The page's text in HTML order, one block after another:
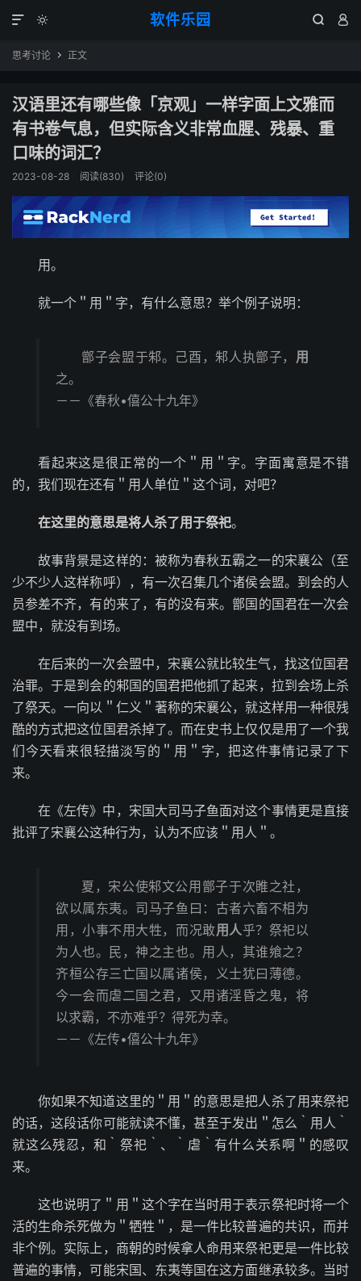
软件乐园 
 

思考讨论  正文
汉语里还有哪些像「京观」一样字面上文雅而
有书卷气息，但实际含义非常血腥、残暴、重
口味的词汇？
2023-08-28 阅读(830) 评论(0)
用。
就一个＂用＂字，有什么意思？举个例子说明：
鄫子会盟于邾。己酉，邾人执鄫子， 用
之。
－－《春秋•僖公十九年》
看起来这是很正常的一个＂用＂字。字面寓意是不错
的，我们现在还有＂用人单位＂这个词，对吧？
在这里的意思是将人杀了用于祭祀。
故事背景是这样的：被称为春秋五霸之一的宋襄公（至
少不少人这样称呼），有一次召集几个诸侯会盟。到会的人
员参差不齐，有的来了，有的没有来。鄫国的国君在一次会
盟中，就没有到场。
在后来的一次会盟中，宋襄公就比较生气，找这位国君
治罪。于是到会的邾国的国君把他抓了起来，拉到会场上杀
了祭天。一向以＂仁义＂著称的宋襄公，就这样用一种很残
酷的方式把这位国君杀掉了。而在史书上仅仅是用了一个我
们今天看来很轻描淡写的＂用＂字，把这件事情记录了下
来。
在《左传》中，宋国大司马子鱼面对这个事情更是直接
批评了宋襄公这种行为，认为不应该＂用人＂。
夏，宋公使邾文公用鄫子于次睢之社，
欲以属东夷。司马子鱼曰：古者六畜不相为
用，小事不用大牲，而况敢用人乎？祭祀以
为人也。民，神之主也。用人，其谁飨之？
齐桓公存三亡国以属诸侯，义士犹曰薄德。
今一会而虐二国之君，又用诸淫昏之鬼，将
以求霸，不亦难乎？得死为幸。
－－《左传•僖公十九年》
你如果不知道这里的＂用＂的意思是把人杀了用来祭祀
的话，这段话你可能就读不懂，甚至于发出＂怎么｀用人｀
就这么残忍，和｀祭祀｀、｀虐｀有什么关系啊＂的感叹
来。
这也说明了＂用＂这个字在当时用于表示祭祀时将一个
活的生命杀死做为＂牺牲＂，是一件比较普遍的共识，而并
非个例。实际上，商朝的时候拿人命用来祭祀更是一件比较
普遍的事情，可能宋国、东夷等国在这方面继承较多。当时